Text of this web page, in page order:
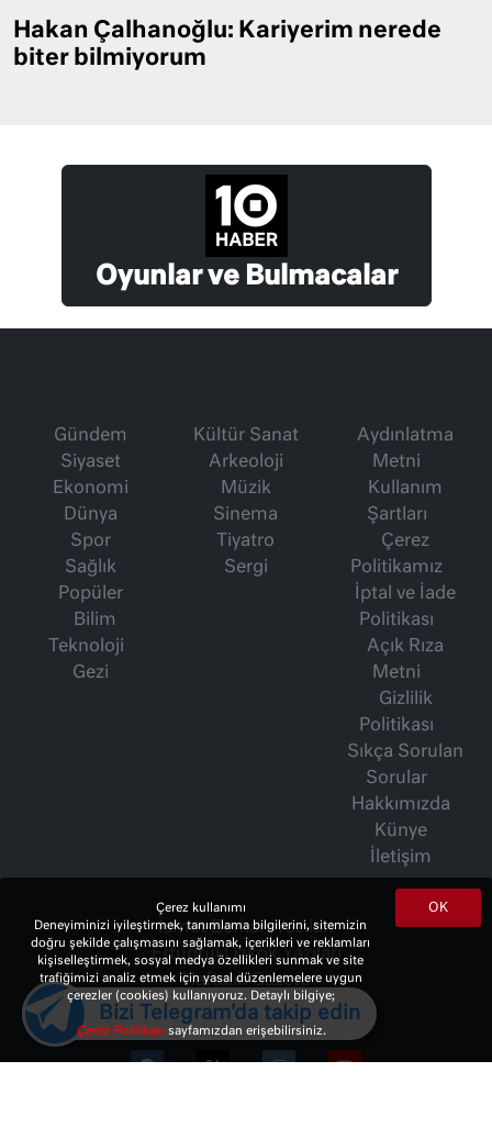
Hakan Çalhanoğlu: Kariyerim nerede
biter bilmiyorum
Oyunlar ve Bulmacalar
Gündem
Siyaset
Ekonomi
Dünya
Spor
Sağlık
Popüler
Bilim
Teknoloji
Gezi
Kültür Sanat
Arkeoloji
Müzik
Sinema
Tiyatro
Sergi
Aydınlatma
Metni
Kullanım
Şartları
Çerez
Politikamız
İptal ve İade
Politikası
Açık Rıza
Metni
Gizlilik
Politikası
Sıkça Sorulan
Sorular
Hakkımızda
Künye
İletişim
İsmet Berkan Yazıları
Ertuğrul Özkök Yazıları
Haftalık Gazete
OK
Çerez kullanımı
Deneyiminizi iyileştirmek, tanımlama bilgilerini, sitemizin
doğru şekilde çalışmasını sağlamak, içerikleri ve reklamları
kişiselleştirmek, sosyal medya özellikleri sunmak ve site
trafiğimizi analiz etmek için yasal düzenlemelere uygun
çerezler (cookies) kullanıyoruz. Detaylı bilgiye;
Çerez Politikasısayfamızdan erişebilirsiniz.
Bizi Telegram'da takip edin